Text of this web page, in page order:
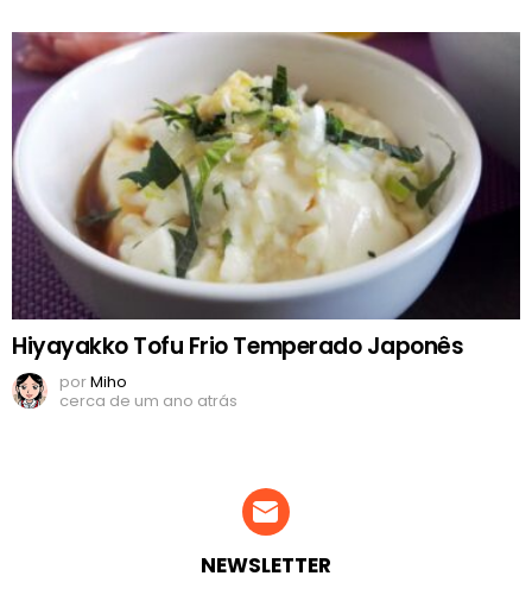
Hiyayakko Tofu Frio Temperado Japonês
porMiho
cerca de um ano atrás
NEWSLETTER